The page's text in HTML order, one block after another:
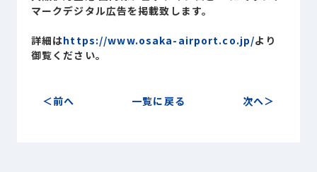
Sustainability
Recruit
マークデジタル広告を掲載致します。
詳細はhttps://www.osaka-airport.co.jp/より
御覧ください。
前へ 一覧に戻る 次へ